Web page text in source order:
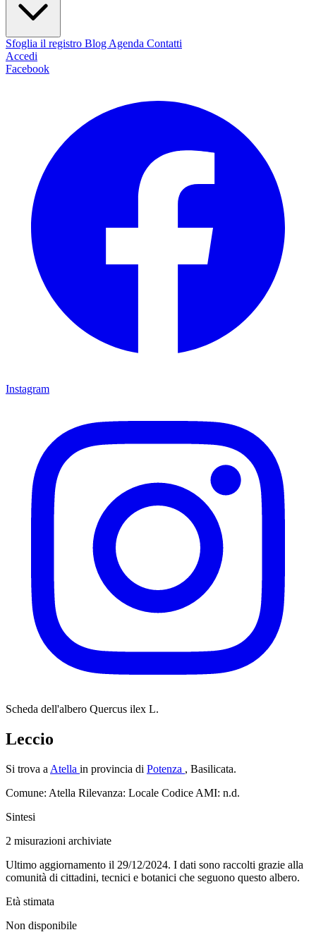
Sfoglia il registro Blog Agenda Contatti
Accedi
Facebook
Instagram
Scheda dell'albero Quercus ilex L.
Leccio
Si trova a Atella in provincia di Potenza , Basilicata.
Comune: Atella Rilevanza: Locale Codice AMI: n.d.
Sintesi
2 misurazioni archiviate
Ultimo aggiornamento il 29/12/2024. I dati sono raccolti grazie alla
comunità di cittadini, tecnici e botanici che seguono questo albero.
Età stimata
Non disponibile